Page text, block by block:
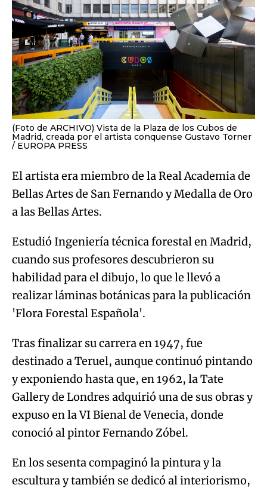
(Foto de ARCHIVO) Vista de la Plaza de los Cubos de
Madrid, creada por el artista conquense Gustavo Torner
EUROPA PRESS
El artista era miembro de la Real Academia de
Bellas Artes de San Fernando y Medalla de Oro
a las Bellas Artes.
Estudió Ingeniería técnica forestal en Madrid,
cuando sus profesores descubrieron su
habilidad para el dibujo, lo que le llevó a
realizar láminas botánicas para la publicación
'Flora Forestal Española'.
Tras finalizar su carrera en 1947, fue
destinado a Teruel, aunque continuó pintando
y exponiendo hasta que, en 1962, la Tate
Gallery de Londres adquirió una de sus obras y
expuso en la VI Bienal de Venecia, donde
conoció al pintor Fernando Zóbel.
En los sesenta compaginó la pintura y la
escultura y también se dedicó al interiorismo,